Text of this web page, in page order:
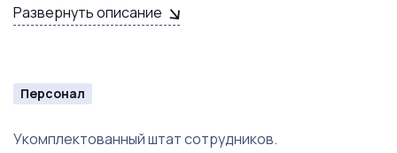
Развернуть описание
Персонал
Укомплектованный штат сотрудников.